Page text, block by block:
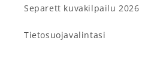
Separett kuvakilpailu 2026
Tietosuojavalintasi